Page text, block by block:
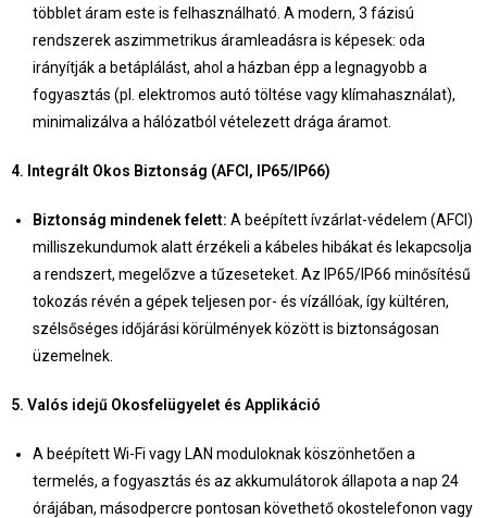
többlet áram este is felhasználható. A modern, 3 fázisú
rendszerek aszimmetrikus áramleadásra is képesek: oda
irányítják a betáplálást, ahol a házban épp a legnagyobb a
fogyasztás (pl. elektromos autó töltése vagy klímahasználat),
minimalizálva a hálózatból vételezett drága áramot.
4. Integrált Okos Biztonság (AFCI, IP65/IP66)
Biztonság mindenek felett: A beépített ívzárlat-védelem (AFCI)
milliszekundumok alatt érzékeli a kábeles hibákat és lekapcsolja
a rendszert, megelőzve a tűzeseteket. Az IP65/IP66 minősítésű
tokozás révén a gépek teljesen por- és vízállóak, így kültéren,
szélsőséges időjárási körülmények között is biztonságosan
üzemelnek.
5. Valós idejű Okosfelügyelet és Applikáció
A beépített Wi-Fi vagy LAN moduloknak köszönhetően a
termelés, a fogyasztás és az akkumulátorok állapota a nap 24
órájában, másodpercre pontosan követhető okostelefonon vagy